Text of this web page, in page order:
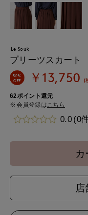
Le Souk
プリーツスカート
50%
OFF
￥13,750 (
62ポイント還元
会員登録はこちら
0.0 (0
カ
店